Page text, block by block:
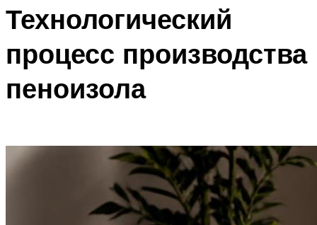
Технологический
процесс производства
пеноизола